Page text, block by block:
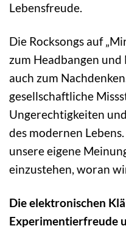
Lebensfreude.
Die Rocksongs auf
zum Headbangen
auch zum
gesellschaftliche
Ungerechtigkeiten
des modernen
unsere eigene
einzustehen, woran
Die elektronischen
Experimentierfreude